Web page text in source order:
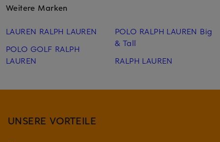
Weitere Marken
LAUREN RALPH LAUREN
POLO GOLF RALPH
LAUREN
POLO RALPH LAUREN Big
& Tall
RALPH LAUREN
UNSERE VORTEILE